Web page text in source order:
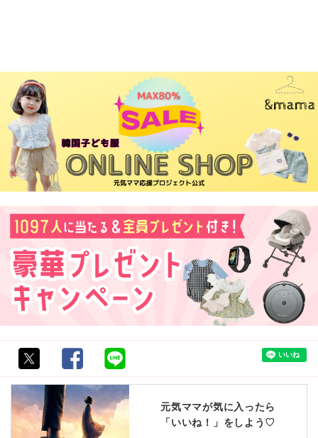
元気ママが気に入ったら
「いいね！」をしよう♡